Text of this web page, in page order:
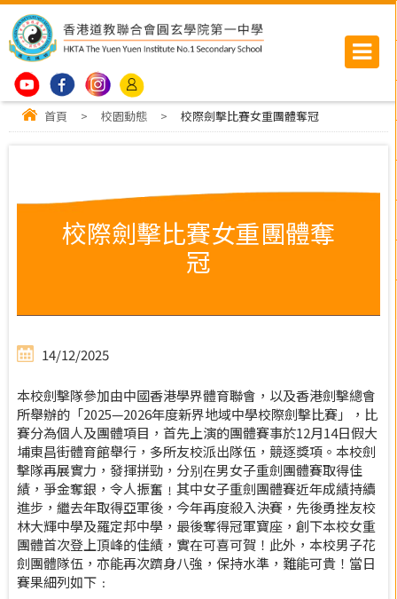
首頁 > 校園動態 > 校際劍擊比賽女重團體奪冠
校際劍擊比賽女重團體奪
冠
14/12/2025
本校劍擊隊參加由中國香港學界體育聯會，以及香港劍擊總會
所舉辦的「2025—2026年度新界地域中學校際劍擊比賽」，比
賽分為個人及團體項目，首先上演的團體賽事於12月14日假大
埔東昌街體育館舉行，多所友校派出隊伍，競逐獎項。本校劍
擊隊再展實力，發揮拼勁，分别在男女子重劍團體賽取得佳
績，爭金奪銀，令人振奮﹗其中女子重劍團體賽近年成績持續
進步，繼去年取得亞軍後，今年再度殺入決賽，先後勇挫友校
林大輝中學及羅定邦中學，最後奪得冠軍寶座，創下本校女重
團體首次登上頂峰的佳績，實在可喜可賀！此外，本校男子花
劍團體隊伍，亦能再次躋身八強，保持水準，難能可貴！當日
賽果細列如下﹕